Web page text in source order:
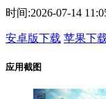
时间:2026-07-14
安卓版下载 苹果下
应用截图